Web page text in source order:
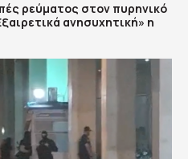
ρεύματος στον πυρηνικό
ανησυχητική» η